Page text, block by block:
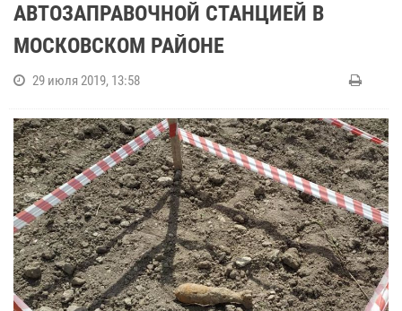
АВТОЗАПРАВОЧНОЙ СТАНЦИЕЙ В
МОСКОВСКОМ РАЙОНЕ
29 июля 2019, 13:58